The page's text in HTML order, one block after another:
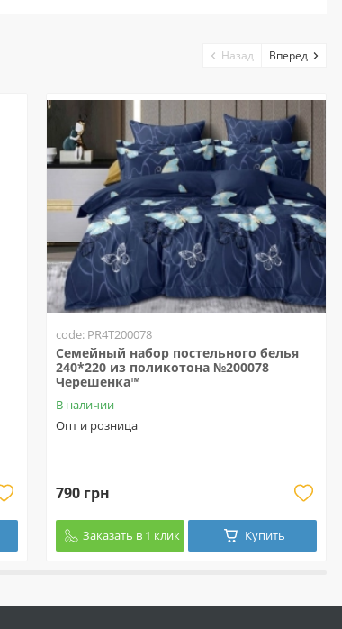
code: PR4T200078
Семейный набор постельного белья
240*220 из поликотона №200078
Черешенка™
В наличии
Опт и розница
790 грн
Заказать в 1 клик Купить
Назад Вперед